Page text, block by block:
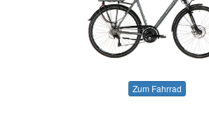
Zum Fahrrad